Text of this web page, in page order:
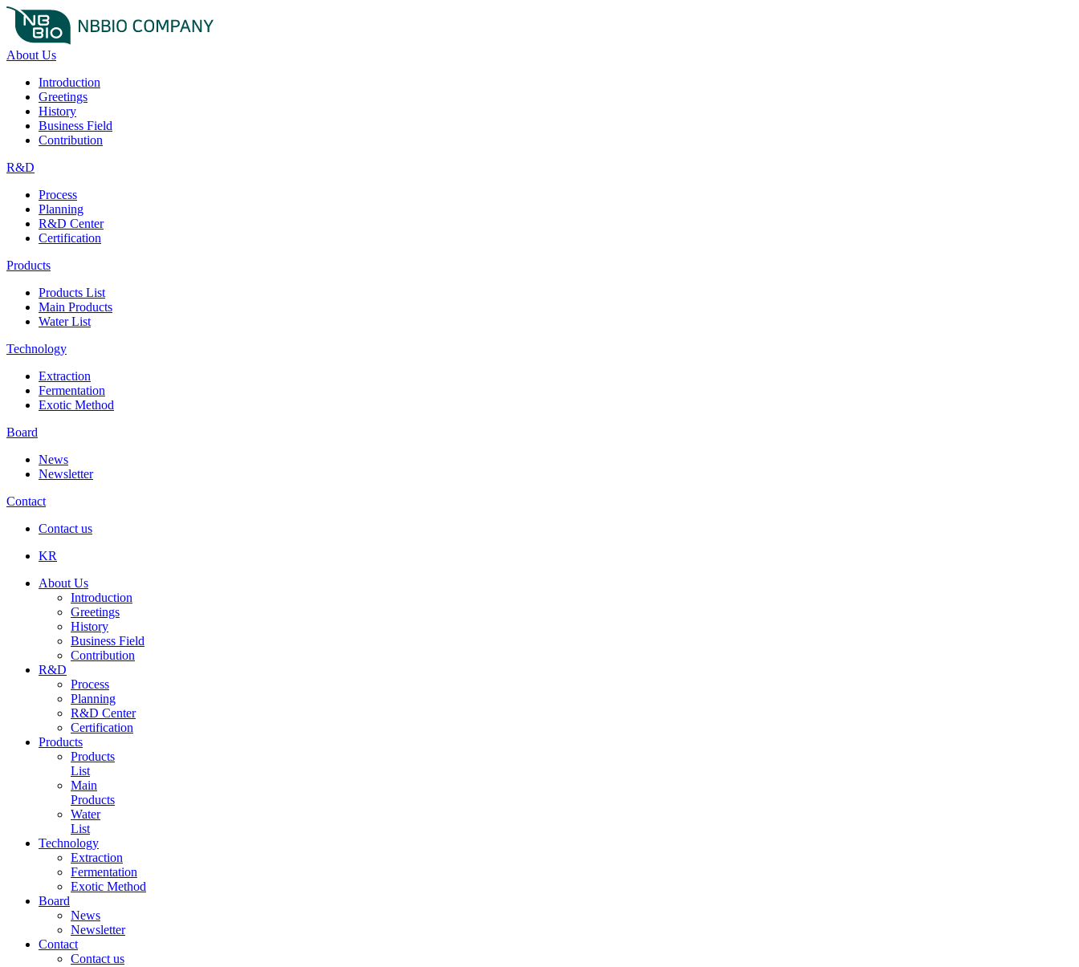
About Us
Introduction
Greetings
History
Business Field
Contribution
R&D
Process
Planning
R&D Center
Certification
Products
Products List
Main Products
Water List
Technology
Extraction
Fermentation
Exotic Method
Board
News
Newsletter
Contact
Contact us
KR
About Us
Introduction
Greetings
History
Business Field
Contribution
R&D
Process
Planning
R&D Center
Certification
Products
Products
List
Main
Products
Water
List
Technology
Extraction
Fermentation
Exotic Method
Board
News
Newsletter
Contact
Contact us